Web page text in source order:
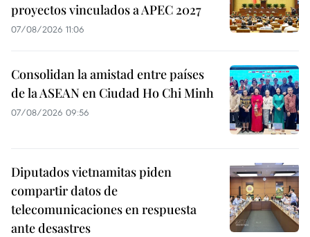
proyectos vinculados a APEC 2027
07/08/2026 11:06
Consolidan la amistad entre países
de la ASEAN en Ciudad Ho Chi Minh
07/08/2026 09:56
Diputados vietnamitas piden
compartir datos de
telecomunicaciones en respuesta
ante desastres